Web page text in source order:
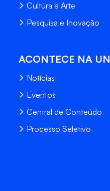
Cultura e Arte
Pesquisa e Inovação
ACONTECE NA
Notícias
Eventos
Central de Conteúdo
Processo Seletivo